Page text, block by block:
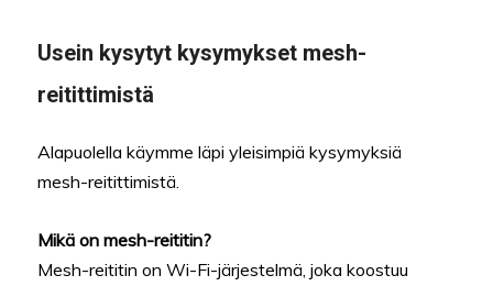
Usein kysytyt kysymykset mesh-
reitittimistä
Alapuolella käymme läpi yleisimpiä kysymyksiä
mesh-reitittimistä.
Mikä on mesh-reititin?
Mesh-reititin on Wi-Fi-järjestelmä, joka koostuu